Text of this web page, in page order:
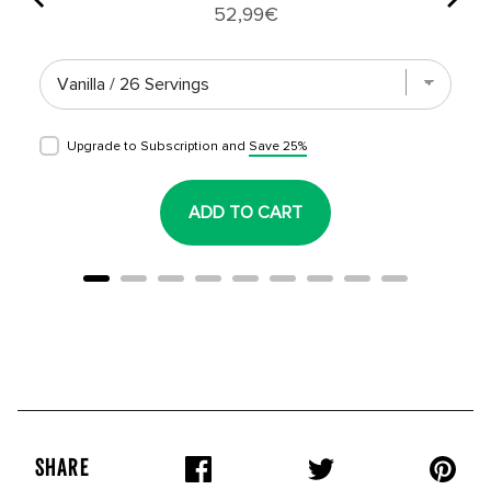
Price
52,99€
Upgrade to Subscription and Save 25%
ADD TO CART
SHARE